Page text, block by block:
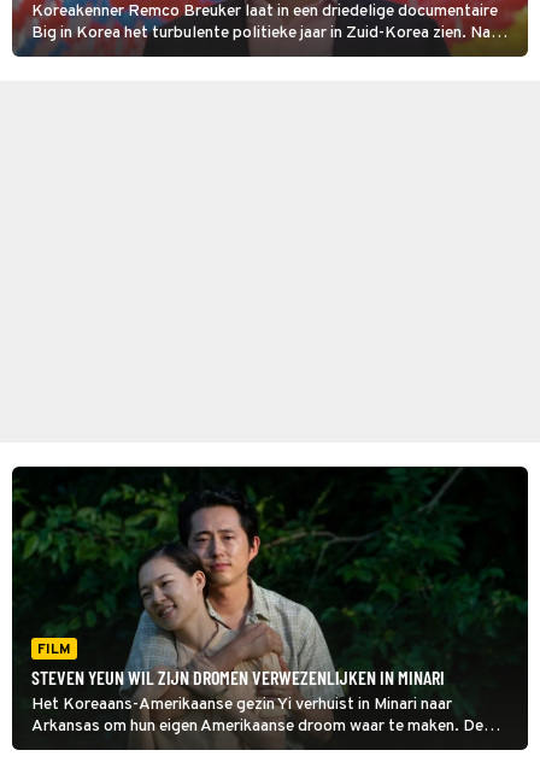
Koreakenner Remco Breuker laat in een driedelige documentaire
Big in Korea het turbulente politieke jaar in Zuid-Korea zien. Na
een onverwachte poging tot staatsgreep waren de verkiezingen
FILM
STEVEN YEUN WIL ZIJN DROMEN VERWEZENLIJKEN IN MINARI
Het Koreaans-Amerikaanse gezin Yi verhuist in Minari naar
Arkansas om hun eigen Amerikaanse droom waar te maken. De
nieuwe omgeving brengt veel uitdagingen met zich mee.